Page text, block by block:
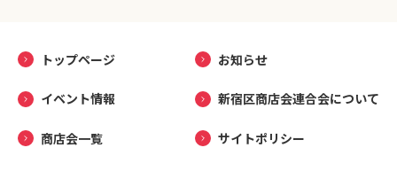
トップページ お知らせ
イベント情報 新宿区商店会連合会について
商店会一覧 サイトポリシー